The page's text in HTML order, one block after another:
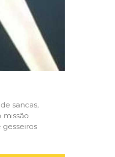
sancas,
missão